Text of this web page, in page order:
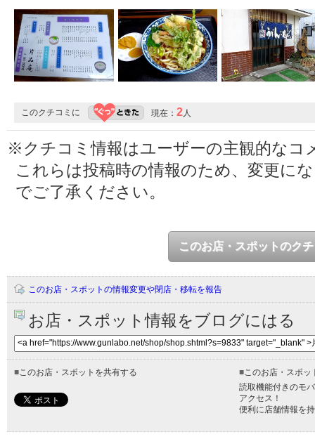
このクチコミに 現在： 2 人
※クチコミ情報はユーザーの主観的なコ
これらは投稿時の情報のため、変更に
でご了承ください。
このお店・スポットのク
このお店・スポットの情報変更や閉店・移転を報告
お店・スポット情報をブログにはる
■ このお店・スポットを共有する ■ このお店・スポ
読取機能付きのモ
アクセス！
便利に店舗情報を